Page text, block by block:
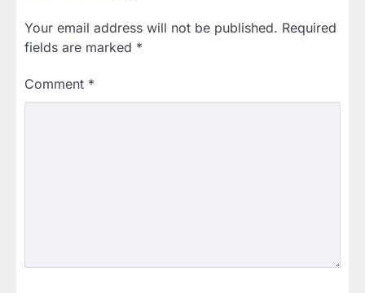
Your email address will not be published. Required
fields are marked *
Comment *